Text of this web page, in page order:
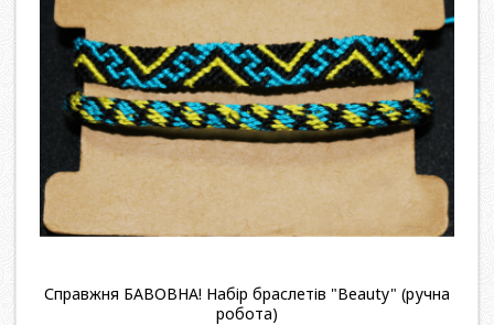
Справжня БАВОВНА! Набір браслетів "Beauty" (ручна
робота)